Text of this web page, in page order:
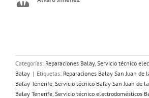
Categorías: Reparaciones Balay, Servicio técnico
Balay | Etiquetas: Reparaciones Balay San Juan de
Balay Tenerife, Servicio técnico Balay San Juan de
Balay Tenerife, Servicio técnico electrodomésticos